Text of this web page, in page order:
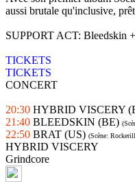
aussi brutale qu'inclusive,
SUPPORT ACT: Bleedskin
TICKETS
TICKETS
CONCERT
20:30 HYBRID VISCERY
21:40 BLEEDSKIN (BE)
22:50 BRAT (US) (Scène:
HYBRID VISCERY
Grindcore